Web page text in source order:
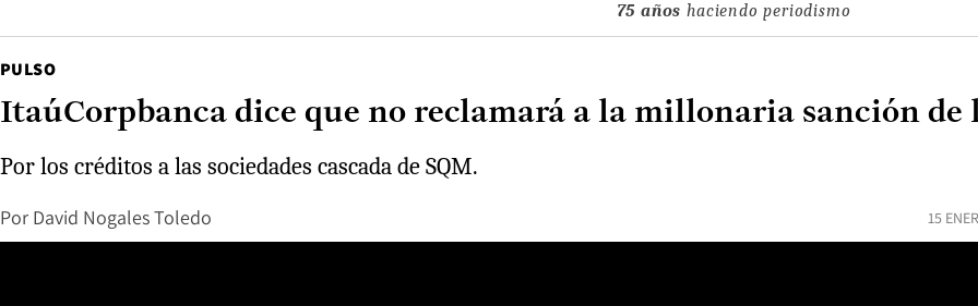
75 años haciendo periodismo
PULSO
ItaúCorpbanca dice que no reclamará a la millonaria sanción de
Por los créditos a las sociedades cascada de SQM.
Por David Nogales Toledo 15